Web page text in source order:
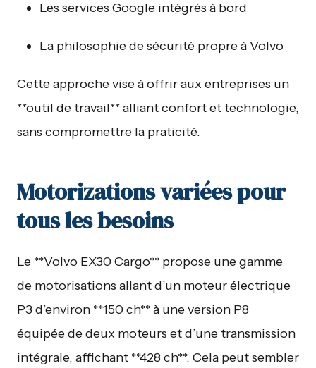
Les services Google intégrés à bord
La philosophie de sécurité propre à Volvo
Cette approche vise à offrir aux entreprises un
**outil de travail** alliant confort et technologie,
sans compromettre la praticité.
Motorizations variées pour
tous les besoins
Le **Volvo EX30 Cargo** propose une gamme
de motorisations allant d’un moteur électrique
P3 d’environ **150 ch** à une version P8
équipée de deux moteurs et d’une transmission
intégrale, affichant **428 ch**. Cela peut sembler